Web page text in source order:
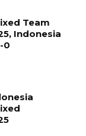
Team
Indonesia
0